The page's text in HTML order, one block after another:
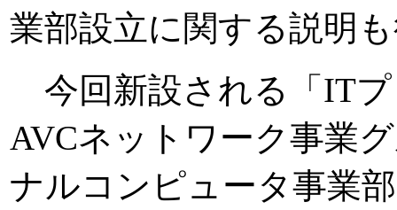
業部設立に関する説明
今回新設される「ITプ
AVCネットワーク事業
ナルコンピュータ事業